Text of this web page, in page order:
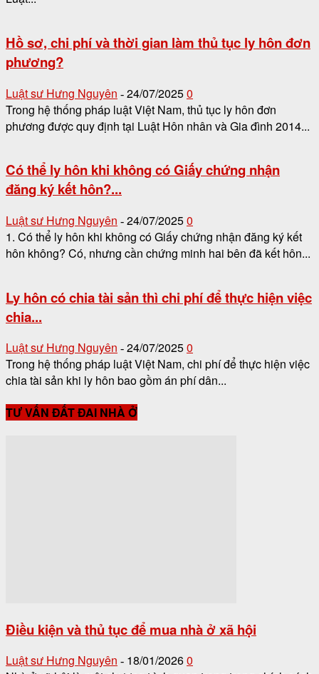
Hồ sơ, chi phí và thời gian làm thủ tục ly hôn đơn
phương?
Luật sư Hưng Nguyên - 24/07/20250
Trong hệ thống pháp luật Việt Nam, thủ tục ly hôn đơn
phương được quy định tại Luật Hôn nhân và Gia đình 2014...
Có thể ly hôn khi không có Giấy chứng nhận
đăng ký kết hôn?...
Luật sư Hưng Nguyên - 24/07/20250
1. Có thể ly hôn khi không có Giấy chứng nhận đăng ký kết
hôn không? Có, nhưng cần chứng minh hai bên đã kết hôn...
Ly hôn có chia tài sản thì chi phí để thực hiện việc
chia...
Luật sư Hưng Nguyên - 24/07/20250
Trong hệ thống pháp luật Việt Nam, chi phí để thực hiện việc
chia tài sản khi ly hôn bao gồm án phí dân...
TƯ VẤN ĐẤT ĐAI NHÀ Ở
Điều kiện và thủ tục để mua nhà ở xã hội
Luật sư Hưng Nguyên - 18/01/20260